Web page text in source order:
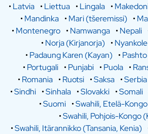
•Latvia •Liettua •Lingala •
•Mandinka •Mari (tšeremissi) •
•Montenegro •Namwanga •Nepali
•Norja (Kirjanorja) •Nyankole
•Padaung Karen (Kayan) •Pashto
•Portugali •Punjabi •Puola •
•Romania •Ruotsi •Saksa •Serbia
•Sindhi •Sinhala •Slovakki •Somali
•Suomi •Swahili, Etelä-
•Swahili, Pohjois-Kongo
•Swahili, Itärannikko (Tansania, Kenia)